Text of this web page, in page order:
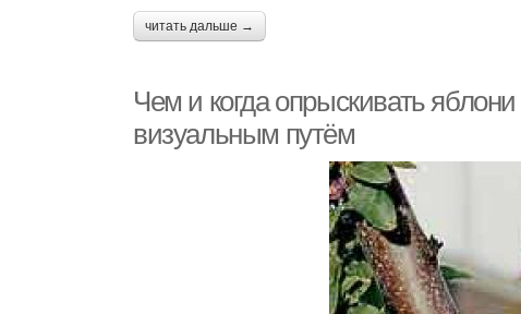
читать дальше →
Чем и когда опрыскивать
визуальным путём